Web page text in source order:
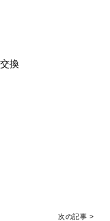
換
次の記事 >